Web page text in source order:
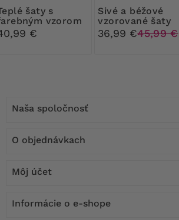
s
vzorom
€
Sivé a béžové
vzorované šaty
36,99 €45,99 €
Naša spoločnosť
O objednávkach
Môj účet
Informácie o e-shope